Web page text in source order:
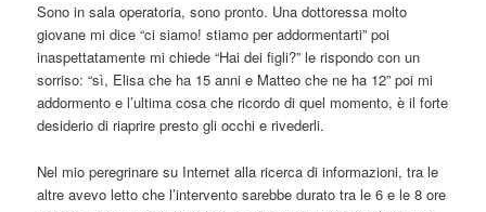
Sono in sala operatoria, sono pronto. Una dottoressa molto
giovane mi dice “ci siamo! stiamo per addormentarti” poi
inaspettatamente mi chiede “Hai dei figli?” le rispondo con un
sorriso: “sì, Elisa che ha 15 anni e Matteo che ne ha 12” poi mi
addormento e l’ultima cosa che ricordo di quel momento, è il forte
desiderio di riaprire presto gli occhi e rivederli.
Nel mio peregrinare su Internet alla ricerca di informazioni, tra le
altre avevo letto che l’intervento sarebbe durato tra le 6 e le 8 ore